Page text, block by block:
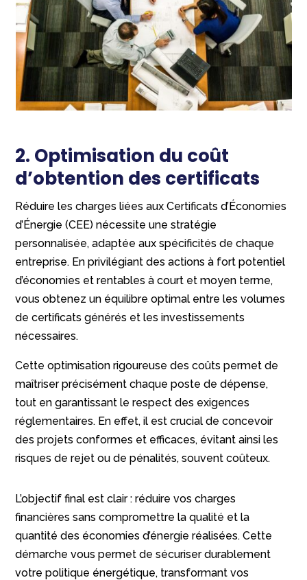
2. Optimisation du coût
d’obtention des certificats
Réduire les charges liées aux Certificats d’Économies
d’Énergie (CEE) nécessite une stratégie
personnalisée, adaptée aux spécificités de chaque
entreprise. En privilégiant des actions à fort potentiel
d’économies et rentables à court et moyen terme,
vous obtenez un équilibre optimal entre les volumes
de certificats générés et les investissements
nécessaires.
Cette optimisation rigoureuse des coûts permet de
maîtriser précisément chaque poste de dépense,
tout en garantissant le respect des exigences
réglementaires. En effet, il est crucial de concevoir
des projets conformes et efficaces, évitant ainsi les
risques de rejet ou de pénalités, souvent coûteux.
L’objectif final est clair : réduire vos charges
financières sans compromettre la qualité et la
quantité des économies d’énergie réalisées. Cette
démarche vous permet de sécuriser durablement
votre politique énergétique, transformant vos